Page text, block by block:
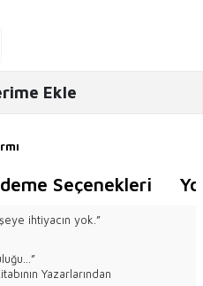
Ekle
Seçenekleri
ihtiyacın yok.”
Yazarlarından